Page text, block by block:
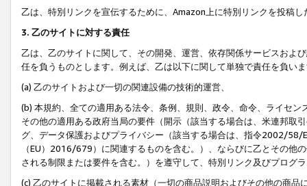
乙は、特別リンクを宣伝するために、Amazon上に特別リンクを投稿
3. 乙のサイトに対する責任
乙は、乙のサイトに関して、その開発、運営、依存関係サービスおよ
任を負うものとします。例えば、乙は以下に関して単独で責任を負い
(a) 乙のサイトおよび一切の関連設備の技術的運営、
(b) 本規約、全ての適用ある法令、条例、規則、政令、命令、ライセ
その他の適用ある政府当局の要件（開示（該当する場合は、米連邦取
グ、データ保護およびプライバシー（該当する場合は、指令2002/58/
（EU）2016/679）に関連するものを含む。）、ならびに乙とその他
される制限または要件を含む。）を遵守して、特別リンク及びプログ
(c) 乙のサイトに掲載される素材（一切の商品説明およびその他の商